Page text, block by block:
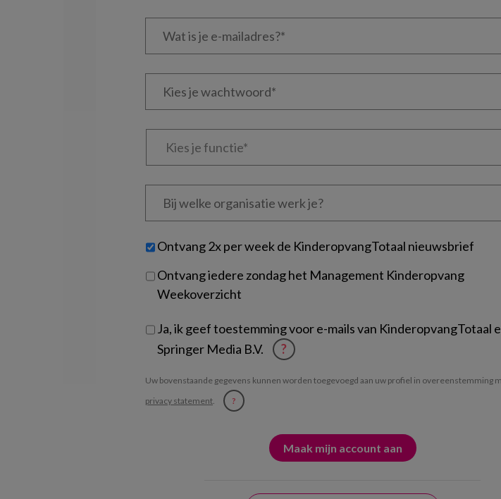
Wat
Kies
Kies
Bij
welke
je?
Untitled
Ontvang 2x per week de KinderopvangTotaal nieuwsbrief
Ontvang iedere zondag het Management Kinderopvang
Weekoverzicht
Ja, ik geef toestemming voor e-mails van KinderopvangTotaal
Springer Media B.V.
?
Uw bovenstaande gegevens kunnen worden toegevoegd aan uw profiel in overeenstemming
privacy statement. ?